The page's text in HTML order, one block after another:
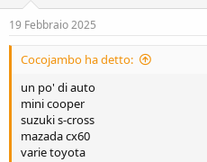
:
19 Febbraio 2025
Cocojambo ha detto:
un po' di auto
mini cooper
suzuki s-cross
mazada cx60
varie toyota